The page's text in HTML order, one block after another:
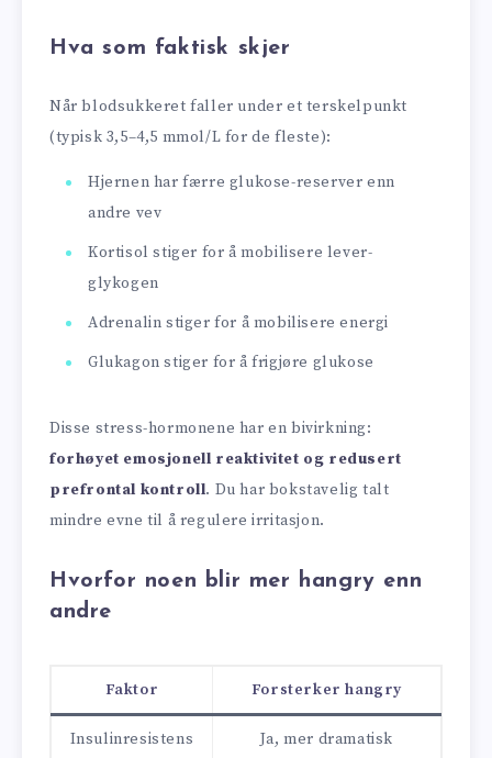
Hva som faktisk skjer
Når blodsukkeret faller under et terskelpunkt
(typisk 3,5–4,5 mmol/L for de fleste):
Hjernen har færre glukose-reserver enn
andre vev
Kortisol stiger for å mobilisere lever-
glykogen
Adrenalin stiger for å mobilisere energi
Glukagon stiger for å frigjøre glukose
Disse stress-hormonene har en bivirkning:
forhøyet emosjonell reaktivitet og redusert
prefrontal kontroll. Du har bokstavelig talt
mindre evne til å regulere irritasjon.
Hvorfor noen blir mer hangry enn
andre
Faktor Forsterker hangry
Insulinresistens
Ja, mer dramatisk